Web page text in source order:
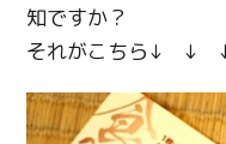
知ですか？
それがこちら↓ ↓